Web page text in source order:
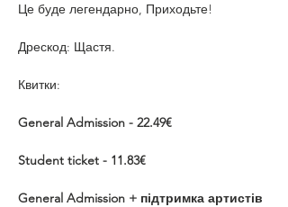
Це буде легендарно, Приходьте!
Дрескод: Щастя.
Квитки:
General Admission - 22.49€
Student ticket - 11.83€
General Admission + підтримка артистів